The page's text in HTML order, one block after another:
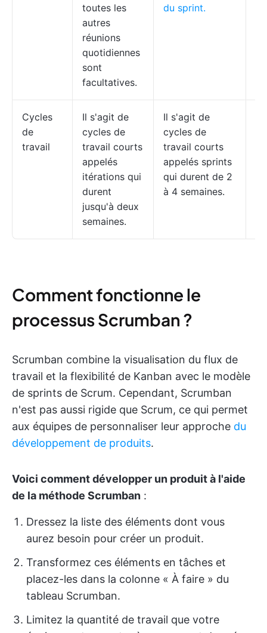
toutes les
autres
réunions
quotidiennes
sont
facultatives.
du sprint.
Cycles
de
travail
Il s'agit de
cycles de
travail courts
appelés
itérations qui
durent
jusqu'à deux
semaines.
Il s'agit de
cycles de
travail courts
appelés sprints
qui durent de 2
à 4 semaines.
Comment fonctionne le
processus Scrumban ?
Scrumban combine la visualisation du flux de
travail et la flexibilité de Kanban avec le modèle
de sprints de Scrum. Cependant, Scrumban
n'est pas aussi rigide que Scrum, ce qui permet
aux équipes de personnaliser leur approche du
développement de produits.
Voici comment développer un produit à l'aide
de la méthode Scrumban :
Dressez la liste des éléments dont vous
aurez besoin pour créer un produit.
Transformez ces éléments en tâches et
placez-les dans la colonne « À faire » du
tableau Scrumban.
Limitez la quantité de travail que votre